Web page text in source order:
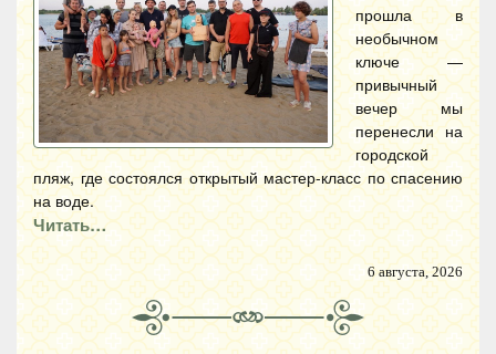
прошла в
необычном
ключе —
привычный
вечер мы
перенесли на
городской
пляж, где состоялся открытый мастер-класс по спасению
на воде.
Читать…
6 августа, 2026